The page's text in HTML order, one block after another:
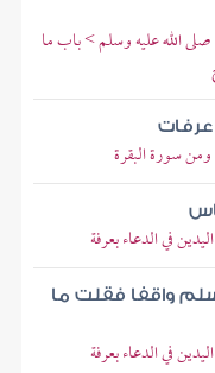
الله عليه وسلم > باب ما
عرفات
سورة البقرة
في الدعاء بعرفة
واقفا فقلت ما
في الدعاء بعرفة